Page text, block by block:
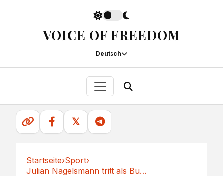
VOICE OF FREEDOM
Deutsch
𝕏
Startseite›Sport›
Julian Nagelsmann tritt als Bundestrainer...